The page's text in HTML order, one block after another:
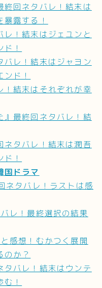
終回ネタバレ！結末は
露する！
レ！結末はジェユンと
！
バレ！結末はジャヨン
ド！
！結末はそれぞれが幸
』最終回ネタバレ！結
ネタバレ！結末は潤吾
！
ドラマ
ネタバレ！ラストは感
レ！最終選択の結果
感想！むかつく展開
のか？
タバレ！結末はウンテ
！